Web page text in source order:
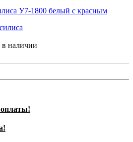
в наличии
оплаты!